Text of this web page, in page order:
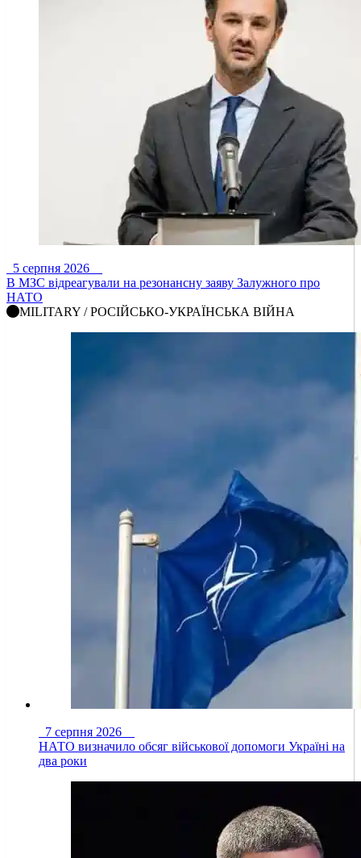
5 серпня 2026
В МЗС відреагували на резонансну заяву Залужного про
НАТО
MILITARY / РОСІЙСЬКО-УКРАЇНСЬКА ВІЙНА
7 серпня 2026
НАТО визначило обсяг військової допомоги Україні на
два роки